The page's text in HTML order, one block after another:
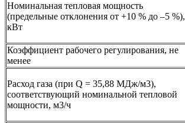
Номинальная тепловая мощность
(предельные отклонения от +10 % до –5 %),
кВт
Коэффициент рабочего регулирования, не
менее
Расход газа (при Q = 35,88 МДж/м3),
соответствующий номинальной тепловой
мощности, м3/ч